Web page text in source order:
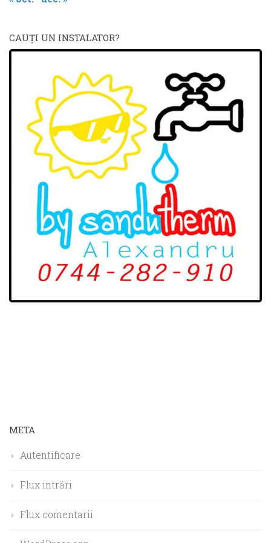
CAUŢI UN INSTALATOR?
META
Autentificare
Flux intrări
Flux comentarii